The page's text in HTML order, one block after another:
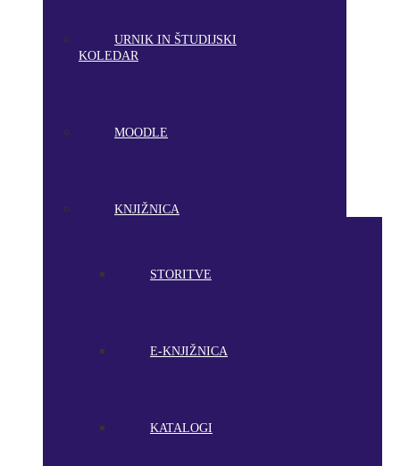
URNIK IN ŠTUDIJSKI
KOLEDAR
MOODLE
KNJIŽNICA
STORITVE
E-KNJIŽNICA
KATALOGI